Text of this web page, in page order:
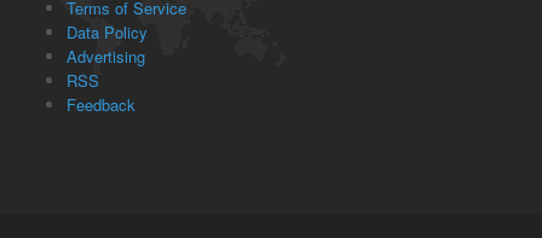
Terms of Service
Data Policy
Advertising
RSS
Feedback